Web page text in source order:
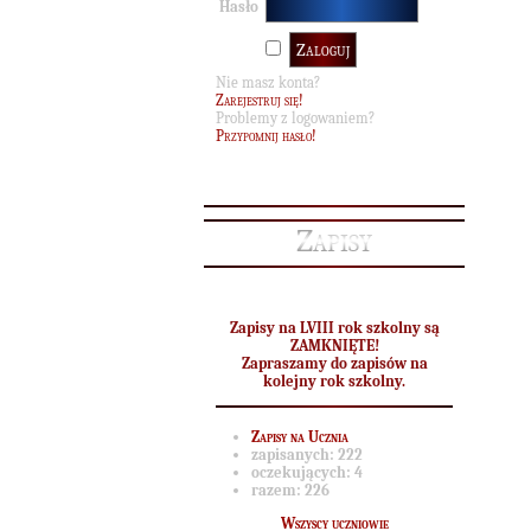
Hasło
Nie masz konta?
Zarejestruj się!
Problemy z logowaniem?
Przypomnij hasło!
Zapisy
Zapisy na LVIII rok szkolny są
ZAMKNIĘTE!
Zapraszamy do zapisów na
kolejny rok szkolny.
Zapisy na Ucznia
zapisanych: 222
oczekujących: 4
razem: 226
Wszyscy uczniowie